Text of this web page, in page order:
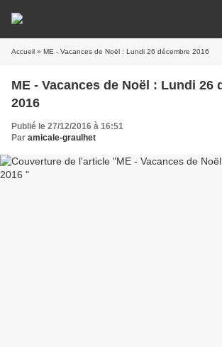
Accueil » ME - Vacances de Noël : Lundi 26 décembre 2016
ME - Vacances de Noël : Lundi 26
2016
Publié le 27/12/2016 à 16:51
Par amicale-graulhet